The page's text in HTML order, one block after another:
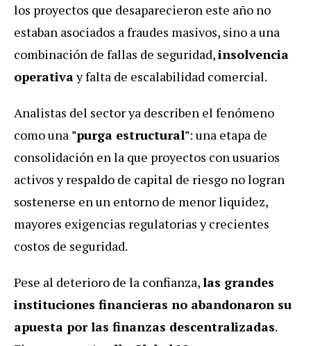
los proyectos que desaparecieron este año no
estaban asociados a fraudes masivos, sino a una
combinación de fallas de seguridad,insolvencia
operativay falta de escalabilidad comercial.
Analistas del sector ya describen el fenómeno
como una "purga estructural": una etapa de
consolidación en la que proyectos con usuarios
activos y respaldo de capital de riesgo no logran
sostenerse en un entorno de menor liquidez,
mayores exigencias regulatorias y crecientes
costos de seguridad.
Pese al deterioro de la confianza,las grandes
instituciones financieras no abandonaron su
apuesta por las finanzas descentralizadas.